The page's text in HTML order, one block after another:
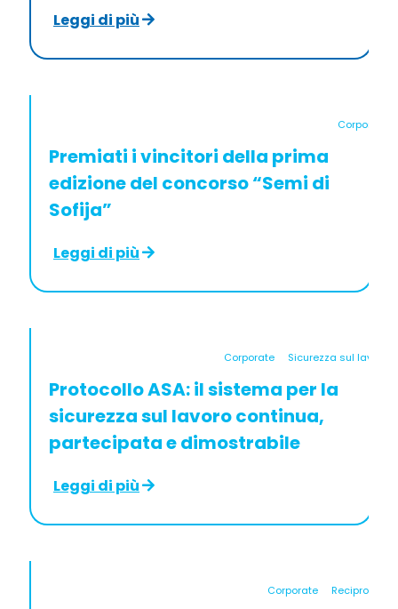
Leggi di più
Corporate
Premiati i vincitori della prima
edizione del concorso “Semi di
Sofija”
Leggi di più
Corporate Sicurezza sul lavoro
Protocollo ASA: il sistema per la
sicurezza sul lavoro continua,
partecipata e dimostrabile
Leggi di più
Corporate Reciprocità